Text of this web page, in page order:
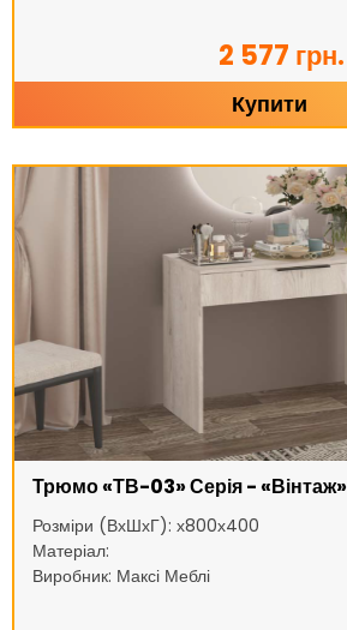
2 577 грн.
Купити
Трюмо «ТВ-03» Серія - «Вінтаж»
Розміри (ВхШхГ): х800х400
Матеріал:
Виробник: Максі Меблі